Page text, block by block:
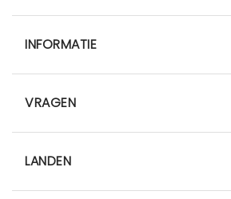
INFORMATIE
VRAGEN
LANDEN